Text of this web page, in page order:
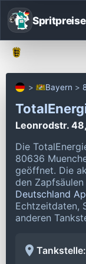
Bayern
Leonrodstr.
Die
80636
geöffnet. Die
den
Deutschland
Echtzeitdaten,
anderen
Tankstelle: